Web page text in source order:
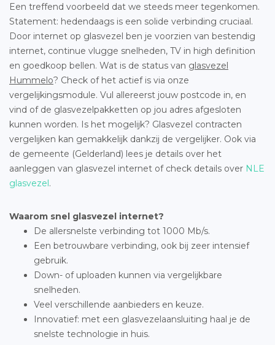
Een treffend voorbeeld dat we steeds meer tegenkomen.
Statement: hedendaags is een solide verbinding cruciaal.
Door internet op glasvezel ben je voorzien van bestendig
internet, continue vlugge snelheden, TV in high definition
en goedkoop bellen. Wat is de status van glasvezel
Hummelo? Check of het actief is via onze
vergelijkingsmodule. Vul allereerst jouw postcode in, en
vind of de glasvezelpakketten op jou adres afgesloten
kunnen worden. Is het mogelijk? Glasvezel contracten
vergelijken kan gemakkelijk dankzij de vergelijker. Ook via
de gemeente (Gelderland) lees je details over het
aanleggen van glasvezel internet of check details over NLE
glasvezel.
Waarom snel glasvezel internet?
De allersnelste verbinding tot 1000 Mb/s.
Een betrouwbare verbinding, ook bij zeer intensief
gebruik.
Down- of uploaden kunnen via vergelijkbare
snelheden.
Veel verschillende aanbieders en keuze.
Innovatief: met een glasvezelaansluiting haal je de
snelste technologie in huis.